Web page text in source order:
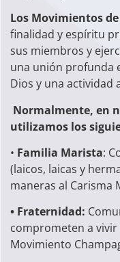
Los Movimientos
finalidad y espíritu
sus miembros y
una unión profunda
Dios y una actividad
Normalmente, en
utilizamos los
• Familia Marista:
(laicos, laicas y
maneras al Carisma
• Fraternidad:
comprometen a vivir
Movimiento